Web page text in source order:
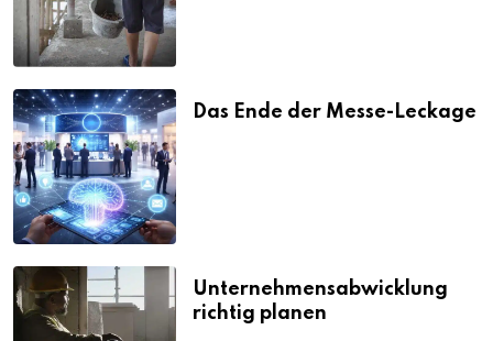
Das Ende der Messe-Leckage
Unternehmensabwicklung
richtig planen